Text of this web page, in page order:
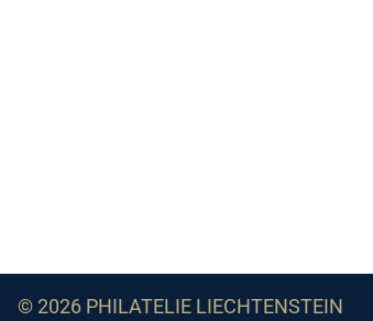
© 2026 PHILATELIE LIECHTENSTEIN